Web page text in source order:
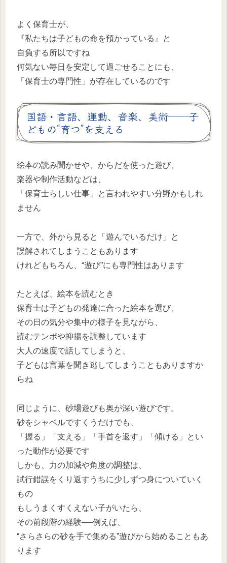
よく保育士が、
『私たちは子どもの命を預かっている』と
自負する所以ですね
何気ない毎日を安定して過ごせることにも、
「保育士の専門性」が存在しているのです
国語・言語、運動、音楽、美術──子
どもの“育つ”を支える
絵本の読み聞かせや、からだを使った遊び、
楽器や制作活動などは、
「保育士らしい仕事」と言われやすい分野かもしれ
ません
一方で、外から見ると「遊んでいるだけ」と
誤解されてしまうこともあります
けれどもちろん、“遊び”にも専門性はあります
たとえば、絵本を読むとき
保育士は子どもの発達に合った絵本を選び、
その日の気分や集中の様子を見ながら、
読むテンポや抑揚を調整しています
大人の速度で話してしまうと、
子どもは言葉を聞き逃してしまうこともありますか
らね
同じように、砂場遊びも奥が深い遊びです。
砂をシャベルですくうだけでも、
「握る」「支える」「手首を返す」「傾ける」とい
った動作が必要です
しかも、力の加減や角度の調整は、
試行錯誤をくり返すうちに少しずつ身についていく
もの
もしうまくすくえない子がいたら、
その前段階の経験──例えば、
“さらさらの砂を手で集める”遊びから始めることもあ
ります